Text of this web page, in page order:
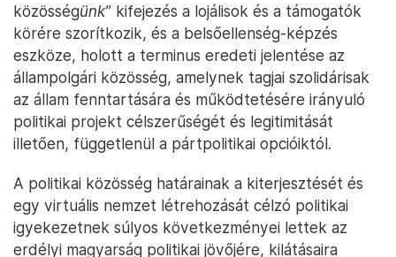
közösségünk” kifejezés a lojálisok és a támogatók
körére szorítkozik, és a belsőellenség-képzés
eszköze, holott a terminus eredeti jelentése az
állampolgári közösség, amelynek tagjai szolidárisak
az állam fenntartására és működtetésére irányuló
politikai projekt célszerűségét és legitimitását
illetően, függetlenül a pártpolitikai opcióiktól.
A politikai közösség határainak a kiterjesztését és
egy virtuális nemzet létrehozását célzó politikai
igyekezetnek súlyos következményei lettek az
erdélyi magyarság politikai jövőjére, kilátásaira